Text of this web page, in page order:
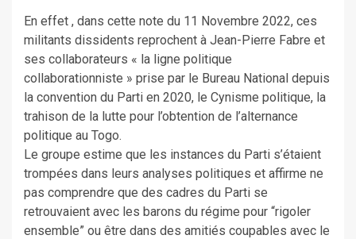
En effet , dans cette note du 11 Novembre 2022, ces
militants dissidents reprochent à Jean-Pierre Fabre et
ses collaborateurs « la ligne politique
collaborationniste » prise par le Bureau National depuis
la convention du Parti en 2020, le Cynisme politique, la
trahison de la lutte pour l’obtention de l’alternance
politique au Togo.
Le groupe estime que les instances du Parti s’étaient
trompées dans leurs analyses politiques et affirme ne
pas comprendre que des cadres du Parti se
retrouvaient avec les barons du régime pour “rigoler
ensemble” ou être dans des amitiés coupables avec le